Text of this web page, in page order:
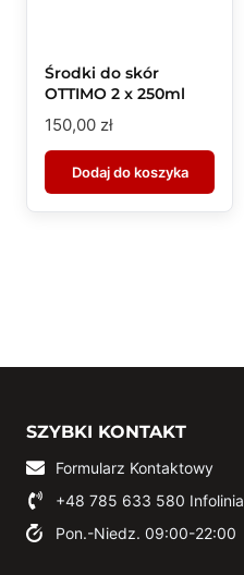
Środki do skór
OTTIMO 2 x 250ml
150,00 zł
Dodaj do koszyka
SZYBKI KONTAKT
Formularz Kontaktowy
+48 785 633 580 Infolinia
Pon.-Niedz. 09:00-22:00